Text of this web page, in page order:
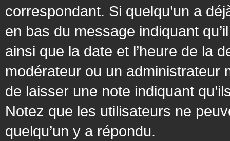
correspondant. Si quelqu’un a
en bas du message indiquant
ainsi que la date et l’heure de la
modérateur ou un administrateur
de laisser une note indiquant
Notez que les utilisateurs ne
quelqu’un y a répondu.